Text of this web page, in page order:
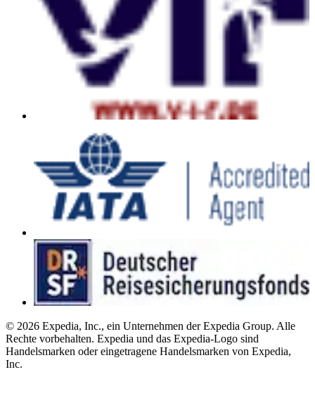
© 2026 Expedia, Inc., ein Unternehmen der Expedia Group. Alle
Rechte vorbehalten. Expedia und das Expedia-Logo sind
Handelsmarken oder eingetragene Handelsmarken von Expedia,
Inc.